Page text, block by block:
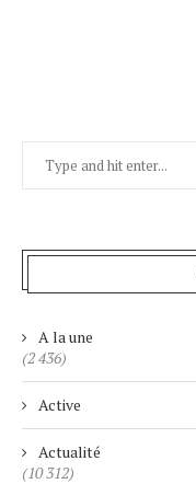
A la une
(2 436)
Active
Actualité
(10 312)